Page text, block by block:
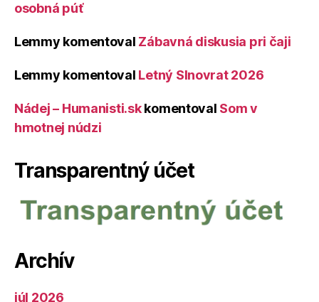
osobná púť
Lemmy komentoval Zábavná diskusia pri čaji
Lemmy komentoval Letný Slnovrat 2026
Nádej – Humanisti.skkomentoval Som v
hmotnej núdzi
Transparentný účet
Archív
júl 2026